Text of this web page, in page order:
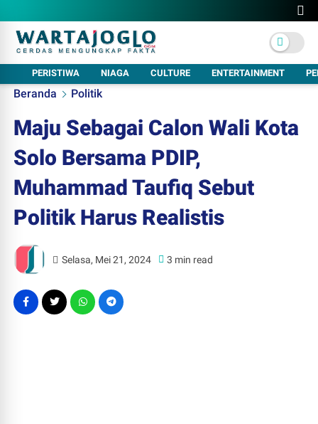
PERISTIWA NIAGA CULTURE ENTERTAINMENT
Beranda Politik
Maju Sebagai Calon Wali Kota
Solo Bersama PDIP,
Muhammad Taufiq Sebut
Politik Harus Realistis
Selasa, Mei 21, 2024 3 min read